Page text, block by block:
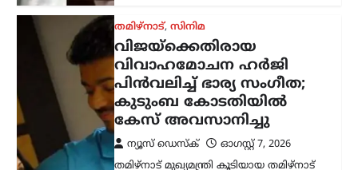
കേന്ദ്രത്തിന്റെ എഥനോൾ-
പെട്രോൾ
നയത്തിനെതിരെ ജനകീയ
പ്രതിഷേധം ശക്തമാക്കും;
മുന്നറിയിപ്പുമായി
സിപിഐഎം
ന്യൂസ് ഡെസ്ക്
ഓഗസ്റ്റ്‌ 7, 2026
കേന്ദ്ര സർക്കാറിന്റെ എഥനോൾ-
പെട്രോൾ നയത്തിനെതിരെ രൂക്ഷ